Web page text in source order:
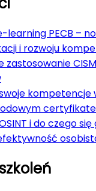
learning PECB –
i rozwoju
zastosowanie
kompetencje
i do czego